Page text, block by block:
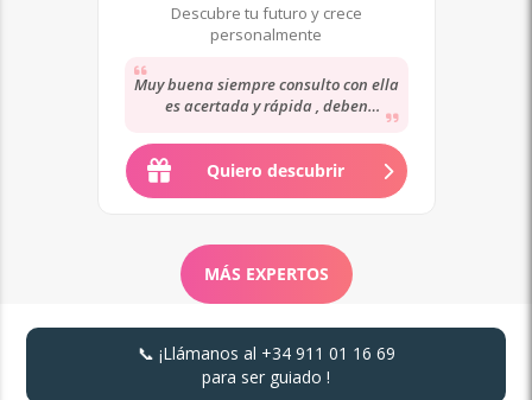
Descubre tu futuro y crece
personalmente
Muy buena siempre consulto con ella
es acertada y rápida , deben
dicho la verdad
Quiero descubrir
MÁS EXPERTOS
📞 ¡Llámanos al +34 911 01 16 69
para ser guiado !